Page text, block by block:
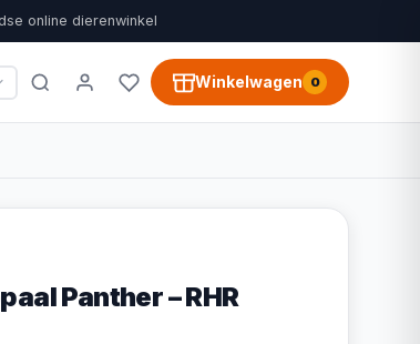
online dierenwinkel
Winkelwagen 0
Panther – RHR